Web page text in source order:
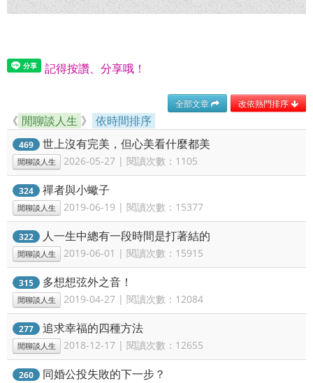
記得按讚、分享哦！
改依熱門排序
全部文章
《 閒聊談人生 》 依時間排序
469 世上沒有完美，但心美看什麼都美
閒聊談人生 2026-05-27 | 閱讀次數：1105
324 禪者與小蠍子
閒聊談人生 2019-06-19 | 閱讀次數：15377
322 人一生中總有一段時間是打著結的
閒聊談人生 2019-06-01 | 閱讀次數：15915
315 多想想弦外之音！
閒聊談人生 2019-04-27 | 閱讀次數：12084
277 追求幸福的四種方法
閒聊談人生 2018-12-17 | 閱讀次數：12655
260 同婚公投失敗的下一步？